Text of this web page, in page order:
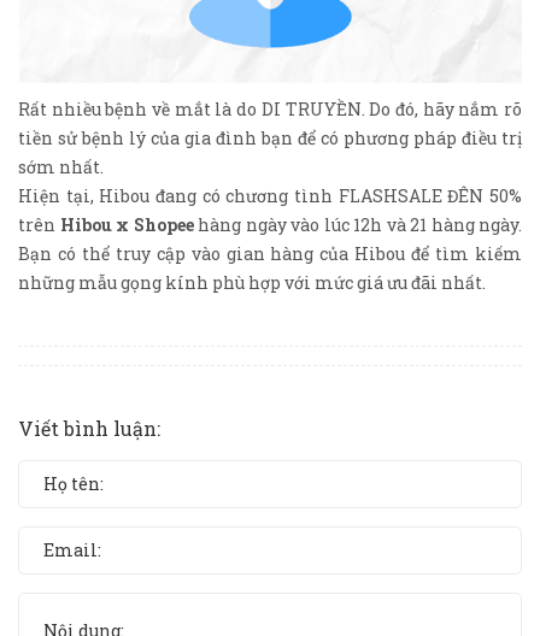
Rất nhiều bệnh về mắt là do DI TRUYỀN. Do đó, hãy nắm rõ
tiền sử bệnh lý của gia đình bạn để có phương pháp điều trị
sớm nhất.
Hiện tại, Hibou đang có chương tình FLASHSALE ĐÊN 50%
trên Hibou x Shopee hàng ngày vào lúc 12h và 21 hàng ngày.
Bạn có thể truy cập vào gian hàng của Hibou để tìm kiếm
những mẫu gọng kính phù hợp với mức giá ưu đãi nhất.
Viết bình luận: